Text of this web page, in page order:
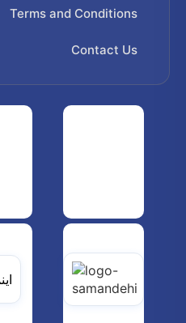
Terms and Conditions
Contact Us